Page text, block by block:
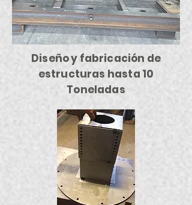
Diseño y fabricación de
estructuras hasta 10
Toneladas